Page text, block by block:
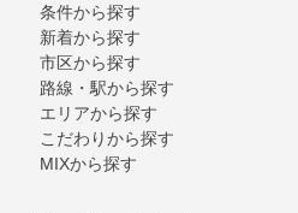
条件から探す
新着から探す
市区から探す
路線・駅から探す
エリアから探す
こだわりから探す
MIXから探す